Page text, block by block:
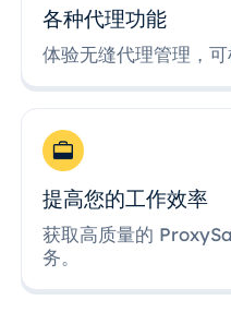
各种代理功能
体验无缝代理管理，可
提高您的工作效率
获取高质量的
务。